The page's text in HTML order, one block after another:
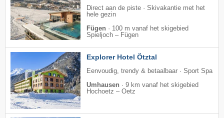
Direct aan de piste · Skivakantie met het
hele gezin
Fügen · 100 m vanaf het skigebied
Spieljoch – Fügen
Explorer Hotel Ötztal
Eenvoudig, trendy & betaalbaar · Sport Spa
Umhausen · 9 km vanaf het skigebied
Hochoetz – Oetz